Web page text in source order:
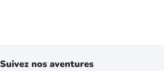
Suivez nos aventures